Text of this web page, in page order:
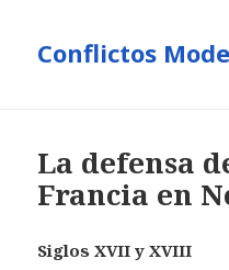
Conflictos
La defensa
Francia en
Siglos XVII y XVIII